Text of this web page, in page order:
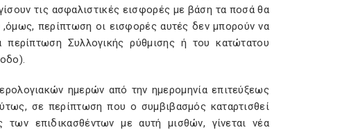
τις ασφαλιστικές εισφορές με βάση τα ποσά θα
περίπτωση οι εισφορές αυτές δεν μπορούν να
Συλλογικής ρύθμισης ή του κατώτατου
ημερών από την ημερομηνία επιτεύξεως
σε περίπτωση που ο συμβιβασμός καταρτισθεί
επιδικασθέντων με αυτή μισθών, γίνεται νέα